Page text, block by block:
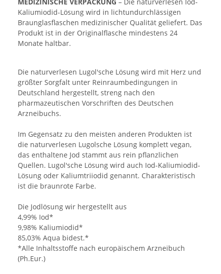
Kaliumiodid-Lösung wird in lichtundurchlässigen
Braunglasflaschen medizinischer Qualität geliefert. Das
Produkt ist in der Originalflasche mindestens 24
Monate haltbar.
Die naturverlesen Lugol'sche Lösung wird mit Herz und
größter Sorgfalt unter Reinraumbedingungen in
Deutschland hergestellt, streng nach den
pharmazeutischen Vorschriften des Deutschen
Arzneibuchs.
Im Gegensatz zu den meisten anderen Produkten ist
die naturverlesen Lugolsche Lösung komplett vegan,
das enthaltene Jod stammt aus rein pflanzlichen
Quellen. Lugol'sche Lösung wird auch Iod-Kaliumiodid-
Lösung oder Kaliumtriiodid genannt. Charakteristisch
ist die braunrote Farbe.
Die Jodlösung wir hergestellt aus
4,99% Iod*
9,98% Kaliumiodid*
85,03% Aqua bidest.*
*Alle Inhaltsstoffe nach europäischem Arzneibuch
(Ph.Eur.)